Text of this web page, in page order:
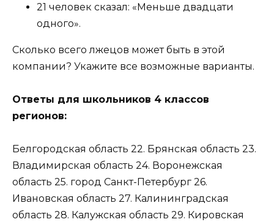
21 человек сказал: «Меньше двадцати
одного».
Сколько всего лжецов может быть в этой
компании? Укажите все возможные варианты.
Ответы для школьников 4 классов
регионов:
Белгородская область 22. Брянская область 23.
Владимирская область 24. Воронежская
область 25. город Санкт-Петербург 26.
Ивановская область 27. Калининградская
область 28. Калужская область 29. Кировская